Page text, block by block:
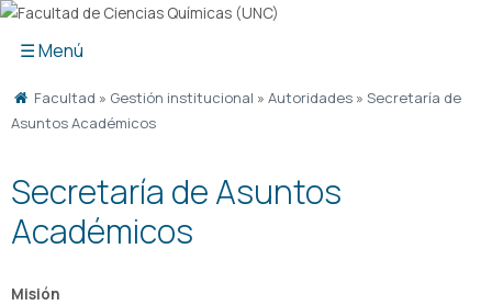
Ir
Facultad » Gestión institucional »Autoridades »Secretaría de
Asuntos Académicos
Secretaría de Asuntos
Académicos
Misión